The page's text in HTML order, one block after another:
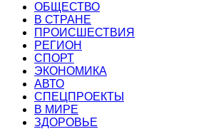
ОБЩЕСТВО
В СТРАНЕ
ПРОИСШЕСТВИЯ
РЕГИОН
CПОРТ
ЭКОНОМИКА
АВТО
СПЕЦПРОЕКТЫ
В МИРЕ
ЗДОРОВЬЕ